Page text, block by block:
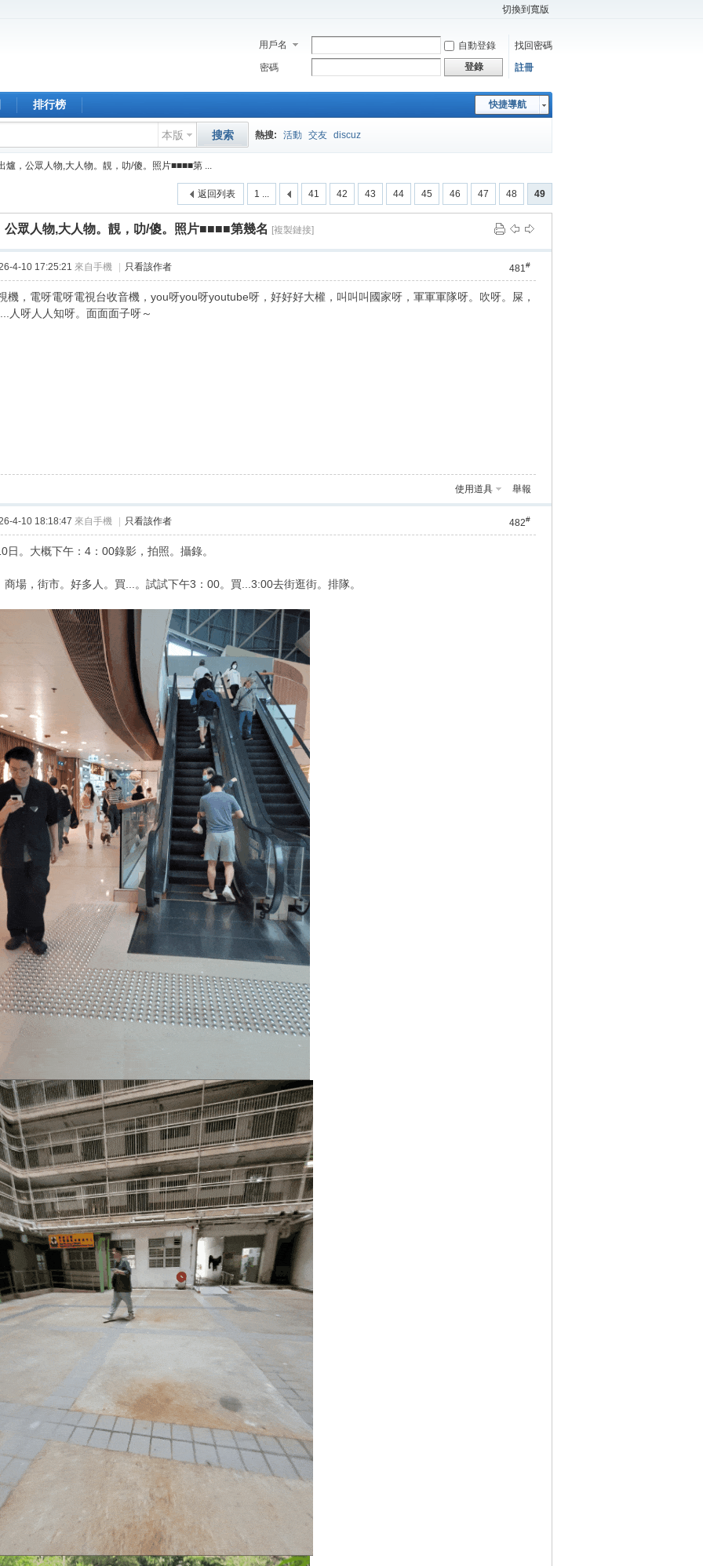
切換到寬版
用戶名 自動登錄
找回密碼
密碼
登錄 註冊
快捷導航
排行榜
本版 搜索 熱搜: 活動 交友 discuz
爐，公眾人物,大人物。靚，叻/傻。照片■■■■第 ...
1 ... 41 42 43 44 45 46 47 48 49
返回列表
公眾人物,大人物。靚，叻/傻。照片■■■■第幾名 [複製鏈接]
481#
4-10 17:25:21 來自手機 只看該作者
機，電呀電呀電視台收音機，you呀you呀youtube呀，好好好大權，叫叫叫國家呀，軍軍軍隊呀。吹呀。屎，
人呀人人知呀。面面面子呀～
使用道具 舉報
482#
4-10 18:18:47 來自手機 只看該作者
日。大概下午：4：00錄影，拍照。攝錄。
商場，街市。好多人。買...。試試下午3：00。買...3:00去街逛街。排隊。